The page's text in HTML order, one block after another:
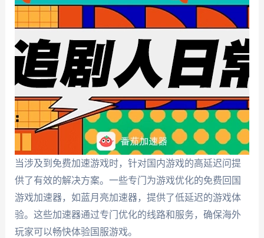
当涉及到免费加速游戏时，针对国内游戏的高延迟问提
供了有效的解决方案。一些专门为游戏优化的免费回国
游戏加速器，如蓝月亮加速器，提供了低延迟的游戏体
验。这些加速器通过专门优化的线路和服务，确保海外
玩家可以畅快体验国服游戏。